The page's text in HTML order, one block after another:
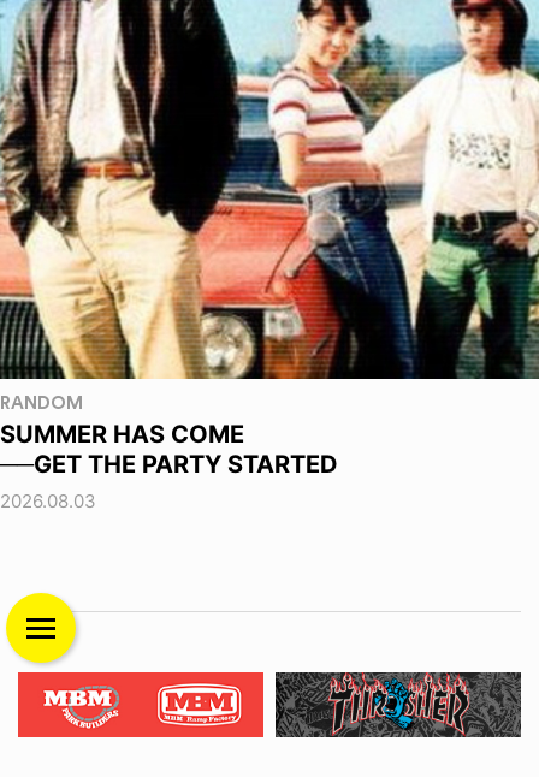
RANDOM
SUMMER HAS COME
──GET THE PARTY STARTED
2026.08.03